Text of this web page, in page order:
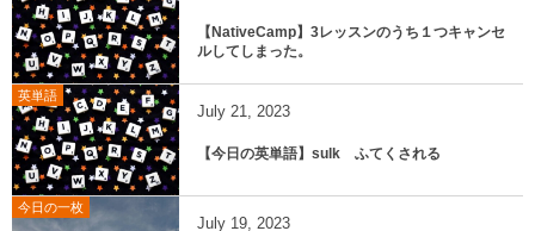
【NativeCamp】3レッスンのうち１つキャンセ
ルしてしまった。
英単語
July 21 2023
【今日の英単語】sulk ふてくされる
今日の一枚
July 19 2023